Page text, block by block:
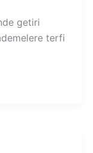
getiri
terfi